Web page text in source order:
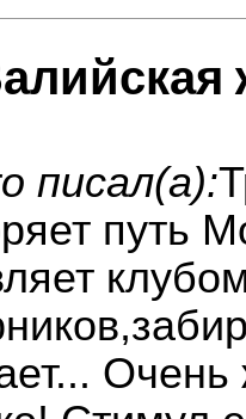
писал(а):
путь